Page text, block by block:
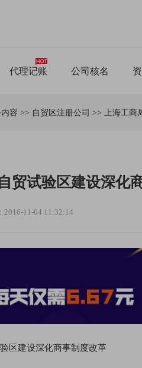
代理记账 公司核名
容 >> 自贸区注册公司 >> 上海工商
贸试验区建设深化
2016-11-04 11:32:14
区建设深化商事制度改革